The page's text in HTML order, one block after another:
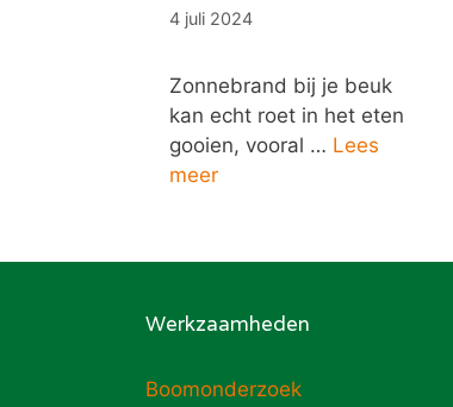
4 juli 2024
Zonnebrand bij je beuk
kan echt roet in het eten
gooien, vooral … Lees
meer
Werkzaamheden
Boomonderzoek